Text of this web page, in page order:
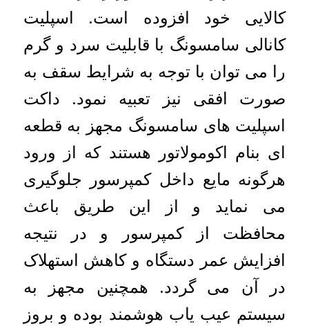
کالایی خود افزوده است. اسپلیت
کانالی سامسونگ با قابلیت سرد و گرم
را می توان با توجه به شرایط سقف به
صورت افقی نیز تعبیه نمود. داکت
اسپلیت های سامسونگ مجهز به قطعه
ای بنام اکومولاتور هستند که از ورود
هرگونه مایع داخل کمپرسور جلوگیری
می نماید و از این طریق باعث
محافظت از کمپرسور و در نتیجه
افزایش عمر دستگاه و کاهش استهلاک
در آن می گردد. همچنین مجهز به
سیستم عیب یاب هوشمند بوده و بروز